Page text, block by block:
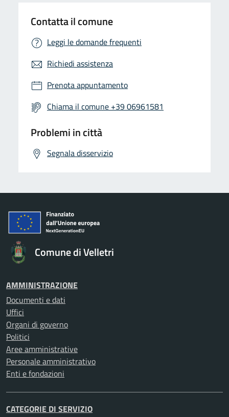
Contatta il comune
Leggi le domande frequenti
Richiedi assistenza
Prenota appuntamento
Chiama il comune +39 06961581
Problemi in città
Segnala disservizio
Comune di Velletri
AMMINISTRAZIONE
Documenti e dati
Uffici
Organi di governo
Politici
Aree amministrative
Personale amministrativo
Enti e fondazioni
CATEGORIE DI SERVIZIO